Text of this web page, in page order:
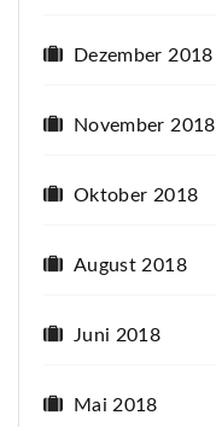
Dezember 2018
November 2018
Oktober 2018
August 2018
Juni 2018
Mai 2018